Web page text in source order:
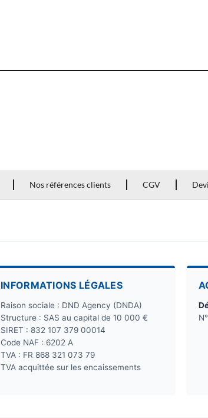
Nos références clients CGV
INFORMATIONS LÉGALES
Raison sociale : DND Agency (DNDA)
Structure : SAS au capital de 10 000 €
SIRET : 832 107 379 00014
Code NAF : 6202 A
TVA : FR 868 321 073 79
TVA acquittée sur les encaissements